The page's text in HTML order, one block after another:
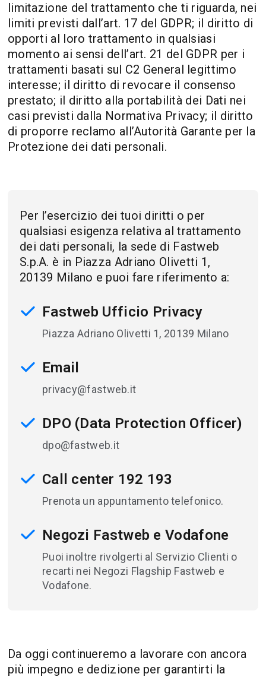
limitazione del trattamento che ti riguarda, nei
limiti previsti dall’art. 17 del GDPR; il diritto di
opporti al loro trattamento in qualsiasi
momento ai sensi dell’art. 21 del GDPR per i
trattamenti basati sul C2 General legittimo
interesse; il diritto di revocare il consenso
prestato; il diritto alla portabilità dei Dati nei
casi previsti dalla Normativa Privacy; il diritto
di proporre reclamo all’Autorità Garante per la
Protezione dei dati personali.
Per l’esercizio dei tuoi diritti o per
qualsiasi esigenza relativa al trattamento
dei dati personali, la sede di Fastweb
S.p.A. è in Piazza Adriano Olivetti 1,
20139 Milano e puoi fare riferimento a:
Fastweb Ufficio Privacy
Piazza Adriano Olivetti 1, 20139 Milano
Email
privacy@fastweb.it
DPO (Data Protection Officer)
dpo@fastweb.it
Call center 192 193
Prenota un appuntamento telefonico.
Negozi Fastweb e Vodafone
Puoi inoltre rivolgerti al Servizio Clienti o
recarti nei Negozi Flagship Fastweb e
Vodafone.
Da oggi continueremo a lavorare con ancora
più impegno e dedizione per garantirti la